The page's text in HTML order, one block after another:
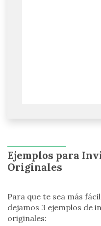
Ejemplos para
Originales
Para que te sea más
dejamos 3 ejemplos de
originales: